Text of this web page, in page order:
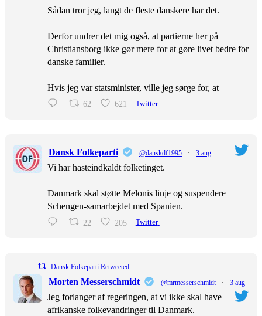
Sådan tror jeg, langt de fleste danskere har det.
Derfor undrer det mig også, at partierne her på
Christiansborg ikke gør mere for at gøre livet bedre for
danske familier.
Hvis jeg var statsminister, ville jeg sørge for, at
62 621 Twitter
Dansk Folkeparti @danskdf1995 · 3 aug
Vi har hasteindkaldt folketinget.
Danmark skal støtte Melonis linje og suspendere
Schengen-samarbejdet med Spanien.
22 205 Twitter
Dansk Folkeparti Retweeted
Morten Messerschmidt @mrmesserschmidt · 3 aug
Jeg forlanger af regeringen, at vi ikke skal have
afrikanske folkevandringer til Danmark.